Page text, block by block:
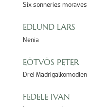
Six sonneries moraves
EDLUND LARS
Nenia
EÖTVÖS PETER
Drei Madrigalkomodien
FEDELE IVAN